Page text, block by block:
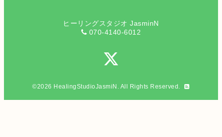
ヒーリングスタジオ JasminN
070-4140-6012
©2026 HealingStudioJasmiN . All Rights Reserved.